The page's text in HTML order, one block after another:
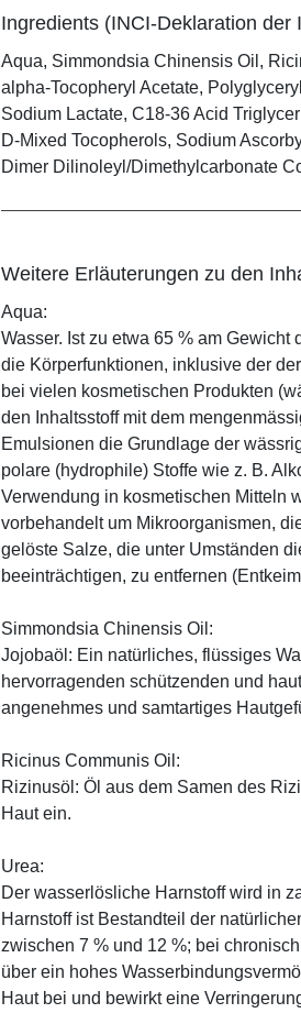
Ingredients (INCI-Deklaration der
Aqua, Simmondsia Chinensis Oil,
alpha-Tocopheryl Acetate,
Sodium Lactate, C18-36 Acid
D-Mixed Tocopherols, Sodium
Dimer Dilinoleyl/Dimethylcarbonate
Weitere Erläuterungen zu den
Aqua:
Wasser. Ist zu etwa 65 % am
die Körperfunktionen, inklusive der
bei vielen kosmetischen Produkten
den Inhaltsstoff mit dem
Emulsionen die Grundlage der
polare (hydrophile) Stoffe wie z. B.
Verwendung in kosmetischen Mitteln
vorbehandelt um Mikroorganismen,
gelöste Salze, die unter Umständen
beeinträchtigen, zu entfernen
Simmondsia Chinensis Oil:
Jojobaöl: Ein natürliches, flüssiges
hervorragenden schützenden und
angenehmes und samtartiges
Ricinus Communis Oil:
Rizinusöl: Öl aus dem Samen des
Haut ein.
Urea:
Der wasserlösliche Harnstoff wird in
Harnstoff ist Bestandteil der
zwischen 7 % und 12 %; bei
über ein hohes
Haut bei und bewirkt eine